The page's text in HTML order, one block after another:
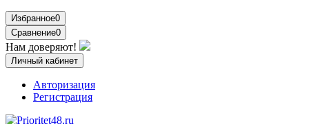
Избранное0
Сравнение0
Нам доверяют!
Личный кабинет
Авторизация
Регистрация